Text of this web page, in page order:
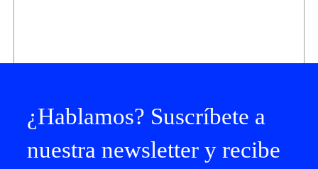
¿Hablamos? Suscríbete a
nuestra newsletter y recibe